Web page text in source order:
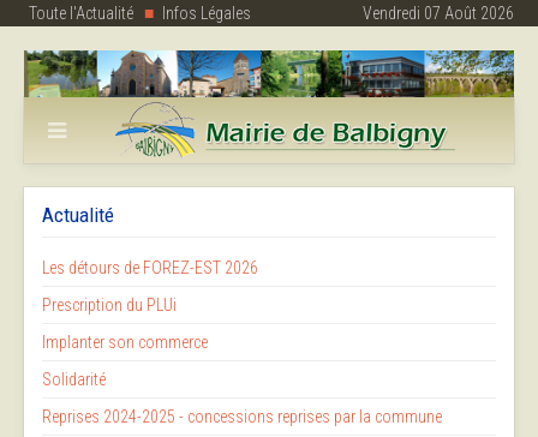
Toute l'Actualité Infos Légales Vendredi 07 Août 2026
Actualité
Les détours de FOREZ-EST 2026
Prescription du PLUi
Implanter son commerce
Solidarité
Reprises 2024-2025 - concessions reprises par la commune